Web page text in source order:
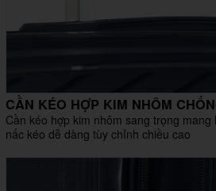
CẦN KÉO HỢP KIM NHÔM
Cần kéo hợp kim nhôm sang trọng
nấc kéo dễ dàng tùy chỉnh chiều cao